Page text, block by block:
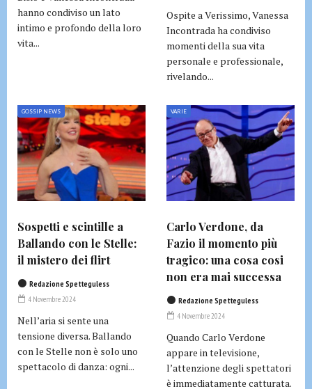
hanno condiviso un lato
intimo e profondo della loro
vita...
Ospite a Verissimo, Vanessa
Incontrada ha condiviso
momenti della sua vita
personale e professionale,
rivelando...
GOSSIP NEWS
Sospetti e scintille a
Ballando con le Stelle:
il mistero dei flirt
Redazione Spetteguless
4 Novembre 2024
Nell’aria si sente una
tensione diversa. Ballando
con le Stelle non è solo uno
spettacolo di danza: ogni...
VARIE
Carlo Verdone, da
Fazio il momento più
tragico: una cosa cosi
non era mai successa
Redazione Spetteguless
4 Novembre 2024
Quando Carlo Verdone
appare in televisione,
l’attenzione degli spettatori
è immediatamente catturata.